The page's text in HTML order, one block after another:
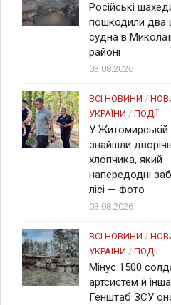
Російські
пошкодили два
судна в
районі
03.08.2026
ВСІ НОВИНИ /
УКРАЇНИ / ПОДІЇ
У Житомирській
знайшли
хлопчика, який
напередодні
лісі — фото
03.08.2026
ВСІ НОВИНИ /
УКРАЇНИ / ПОДІЇ
Мінус 1500
артсистем й інша
Генштаб ЗСУ